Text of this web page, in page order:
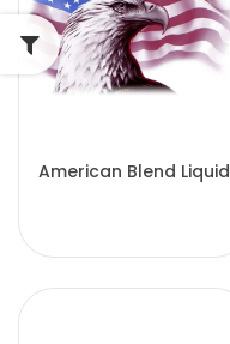
American Blend Liquid